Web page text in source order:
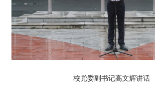
校党委副书记高文辉讲话